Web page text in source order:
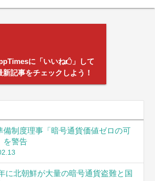
に「いいね
」して
新記事をチェックしよう！
備制度理事「暗号通貨価値ゼロの可
を警告
に北朝鮮が大量の暗号通貨盗難と国